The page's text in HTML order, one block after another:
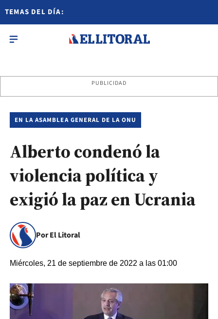
TEMAS DEL DÍA:
PUBLICIDAD
EN LA ASAMBLEA GENERAL DE LA ONU
Alberto condenó la
violencia política y
exigió la paz en Ucrania
Por El Litoral
Miércoles, 21 de septiembre de 2022 a las 01:00